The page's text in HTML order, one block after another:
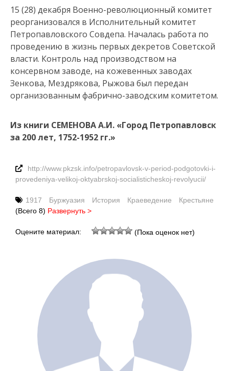
15 (28) декабря Военно-революционный комитет
реорганизовался в Исполнительный комитет
Петропавловского Совдепа. Началась работа по
проведению в жизнь первых декретов Советской
власти. Контроль над производством на
консервном заводе, на кожевенных заводах
Зенкова, Мездрякова, Рыжова был передан
организованным фабрично-заводским комитетом.
Из книги СЕМЕНОВА А.И. «Город Петропавловск
за 200 лет, 1752-1952 гг.»
http://www.pkzsk.info/petropavlovsk-v-period-podgotovki-i-
provedeniya-velikoj-oktyabrskoj-socialisticheskoj-revolyucii/
1917 Буржуазия История Краеведение
Крестьяне
(Всего 8) Развернуть >
Оцените материал: (Пока оценок нет)